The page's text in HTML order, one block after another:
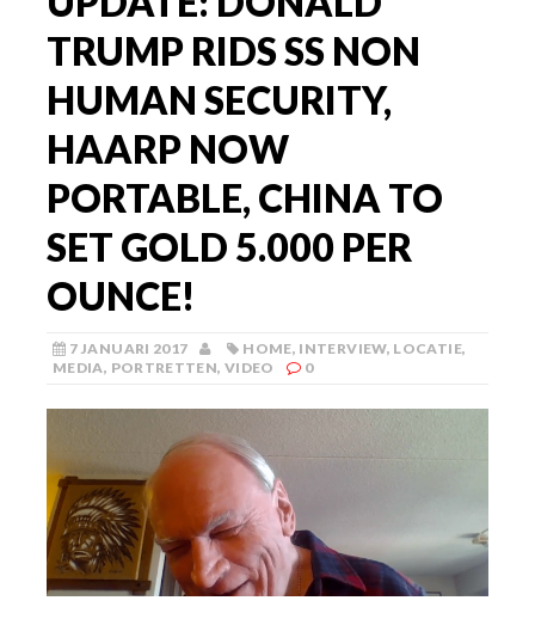
TRUMP RIDS SS NON
HUMAN SECURITY,
HAARP NOW
PORTABLE, CHINA TO
SET GOLD 5.000 PER
OUNCE!
7 JANUARI 2017 HOME, INTERVIEW, LOCATIE,
MEDIA, PORTRETTEN, VIDEO 0